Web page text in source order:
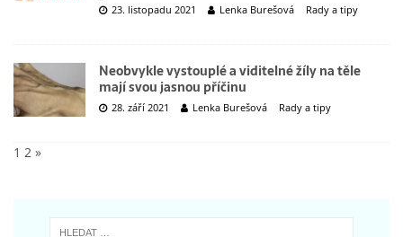
23. listopadu 2021 Lenka Burešová Rady a tipy
Neobvykle vystouplé a viditelné žíly na těle
mají svou jasnou příčinu
28. září 2021 Lenka Burešová Rady a tipy
1 2 »